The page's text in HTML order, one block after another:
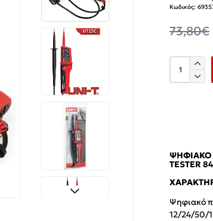
73,80€
Κωδικός:
ΨΗΦΙΑΚΌ
TESTER
Ψηφιακό
12/24/50/